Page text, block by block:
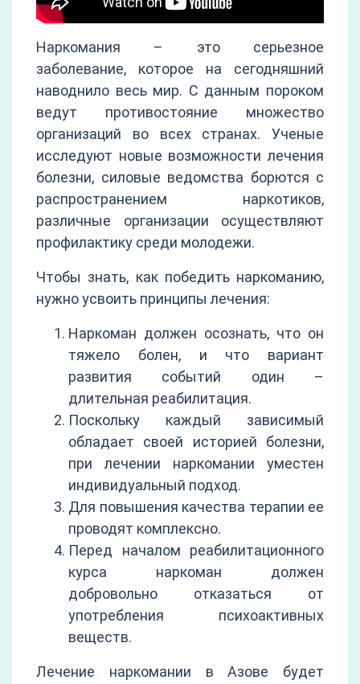
Наркомания – это серьезное
заболевание, которое на сегодняшний
наводнило весь мир. С данным пороком
ведут противостояние множество
организаций во всех странах. Ученые
исследуют новые возможности лечения
болезни, силовые ведомства борются с
распространением наркотиков,
различные организации осуществляют
профилактику среди молодежи.
Чтобы знать, как победить наркоманию,
нужно усвоить принципы лечения:
Наркоман должен осознать, что он
тяжело болен, и что вариант
развития событий один –
длительная реабилитация.
Поскольку каждый зависимый
обладает своей историей болезни,
при лечении наркомании уместен
индивидуальный подход.
Для повышения качества терапии ее
проводят комплексно.
Перед началом реабилитационного
курса наркоман должен
добровольно отказаться от
употребления психоактивных
веществ.
Лечение наркомании в Азове будет